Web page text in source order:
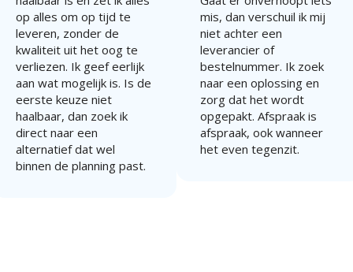
op alles om op tijd te
leveren, zonder de
kwaliteit uit het oog te
verliezen. Ik geef eerlijk
aan wat mogelijk is. Is de
eerste keuze niet
haalbaar, dan zoek ik
direct naar een
alternatief dat wel
binnen de planning past.
mis, dan verschuil ik mij
niet achter een
leverancier of
bestelnummer. Ik zoek
naar een oplossing en
zorg dat het wordt
opgepakt. Afspraak is
afspraak, ook wanneer
het even tegenzit.